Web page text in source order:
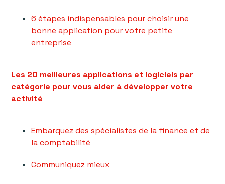
6 étapes indispensables pour choisir une
bonne application pour votre petite
entreprise
Les 20 meilleures applications et logiciels par
catégorie pour vous aider à développer votre
activité
Embarquez des spécialistes de la finance et de
la comptabilité
Communiquez mieux